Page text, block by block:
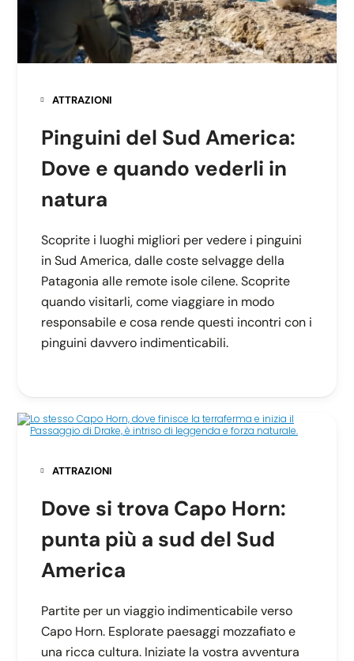
ATTRAZIONI
Pinguini del Sud America:
Dove e quando vederli in
natura
Scoprite i luoghi migliori per vedere i pinguini
in Sud America, dalle coste selvagge della
Patagonia alle remote isole cilene. Scoprite
quando visitarli, come viaggiare in modo
responsabile e cosa rende questi incontri con i
pinguini davvero indimenticabili.
ATTRAZIONI
Dove si trova Capo Horn:
punta più a sud del Sud
America
Partite per un viaggio indimenticabile verso
Capo Horn. Esplorate paesaggi mozzafiato e
una ricca cultura. Iniziate la vostra avventura